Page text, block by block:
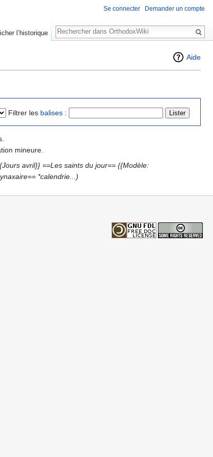
Aide
Filtrer les balises :
mineure.
avril}} ==Les saints du jour== {{Modèle:
*calendrie...)
Se connecter Demander un compte
l’historique
Rechercher